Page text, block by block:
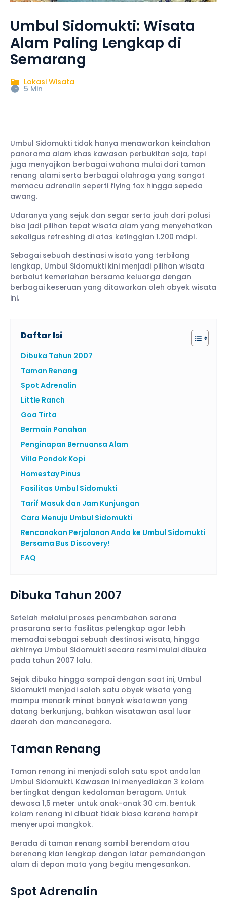
Umbul Sidomukti: Wisata
Alam Paling Lengkap di
Semarang
Lokasi Wisata
5 Min
Umbul Sidomukti tidak hanya menawarkan keindahan
panorama alam khas kawasan perbukitan saja, tapi
juga menyajikan berbagai wahana mulai dari taman
renang alami serta berbagai olahraga yang sangat
memacu adrenalin seperti flying fox hingga sepeda
awang.
Udaranya yang sejuk dan segar serta jauh dari polusi
bisa jadi pilihan tepat wisata alam yang menyehatkan
sekaligus refreshing di atas ketinggian 1.200 mdpl.
Sebagai sebuah destinasi wisata yang terbilang
lengkap, Umbul Sidomukti kini menjadi pilihan wisata
berbalut kemeriahan bersama keluarga dengan
berbagai keseruan yang ditawarkan oleh obyek wisata
ini.
Daftar Isi
Dibuka Tahun 2007
Taman Renang
Spot Adrenalin
Little Ranch
Goa Tirta
Bermain Panahan
Penginapan Bernuansa Alam
Villa Pondok Kopi
Homestay Pinus
Fasilitas Umbul Sidomukti
Tarif Masuk dan Jam Kunjungan
Cara Menuju Umbul Sidomukti
Rencanakan Perjalanan Anda ke Umbul Sidomukti
Bersama Bus Discovery!
FAQ
Dibuka Tahun 2007
Setelah melalui proses penambahan sarana
prasarana serta fasilitas pelengkap agar lebih
memadai sebagai sebuah destinasi wisata, hingga
akhirnya Umbul Sidomukti secara resmi mulai dibuka
pada tahun 2007 lalu.
Sejak dibuka hingga sampai dengan saat ini, Umbul
Sidomukti menjadi salah satu obyek wisata yang
mampu menarik minat banyak wisatawan yang
datang berkunjung, bahkan wisatawan asal luar
daerah dan mancanegara.
Taman Renang
Taman renang ini menjadi salah satu spot andalan
Umbul Sidomukti. Kawasan ini menyediakan 3 kolam
bertingkat dengan kedalaman beragam. Untuk
dewasa 1,5 meter untuk anak-anak 30 cm. bentuk
kolam renang ini dibuat tidak biasa karena hampir
menyerupai mangkok.
Berada di taman renang sambil berendam atau
berenang kian lengkap dengan latar pemandangan
alam di depan mata yang begitu mengesankan.
Spot Adrenalin